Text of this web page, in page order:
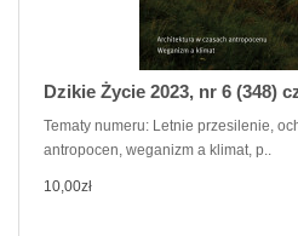
Dzikie Życie 2023, nr 6 (348)
Tematy numeru: Letnie przesilenie,
antropocen, weganizm a klimat, p..
10,00zł